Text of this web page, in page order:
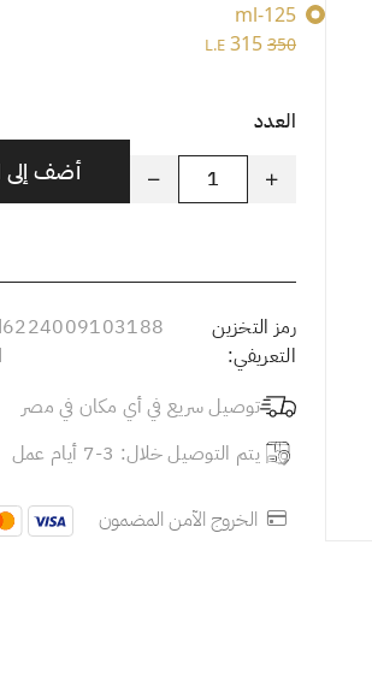
125-ml
L.E 315 350
العدد
أضف إلى
رمز التخزين
التعريفي:
6224009103188
توصيل سريع في أي مكان في مصر
يتم التوصيل خلال: 3-7 أيام عمل
الخروج الآمن المضمون